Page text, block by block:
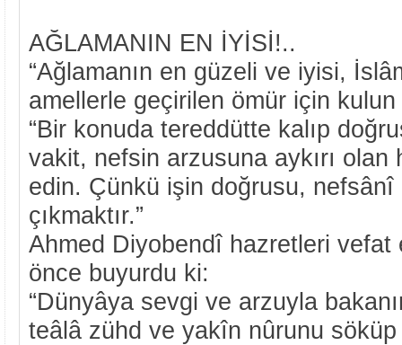
AĞLAMANIN EN İYİSİ!..
“Ağlamanın en güzeli ve iyisi,
amellerle geçirilen ömür için kulun
“Bir konuda tereddütte kalıp
vakit, nefsin arzusuna aykırı
edin. Çünkü işin doğrusu, nefsânî
çıkmaktır.”
Ahmed Diyobendî hazretleri vefat
önce buyurdu ki:
“Dünyâya sevgi ve arzuyla
teâlâ zühd ve yakîn nûrunu söküp